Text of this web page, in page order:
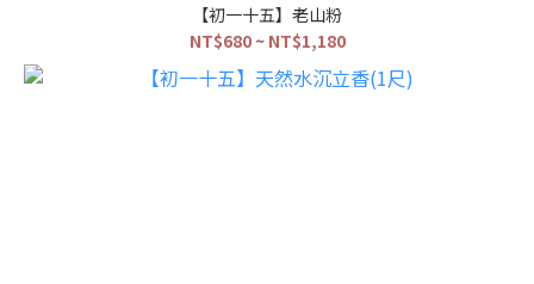
【初一十五】老山粉
NT$680 ~ NT$1,180